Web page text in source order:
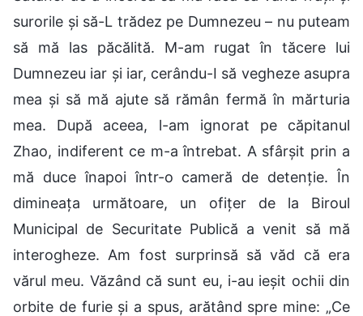
surorile și să-L trădez pe Dumnezeu – nu puteam
să mă las păcălită. M-am rugat în tăcere lui
Dumnezeu iar și iar, cerându-I să vegheze asupra
mea și să mă ajute să rămân fermă în mărturia
mea. După aceea, l-am ignorat pe căpitanul
Zhao, indiferent ce m-a întrebat. A sfârșit prin a
mă duce înapoi într-o cameră de detenție. În
dimineața următoare, un ofițer de la Biroul
Municipal de Securitate Publică a venit să mă
interogheze. Am fost surprinsă să văd că era
vărul meu. Văzând că sunt eu, i-au ieșit ochii din
orbite de furie și a spus, arătând spre mine: „Ce